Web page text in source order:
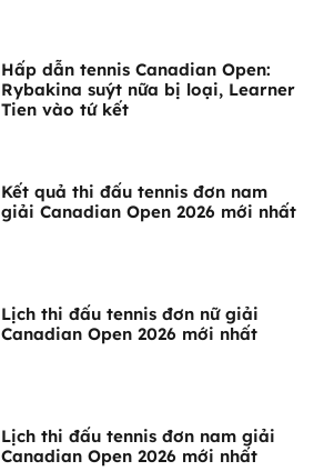
Hấp dẫn tennis Canadian Open:
Rybakina suýt nữa bị loại, Learner
Tien vào tứ kết
Kết quả thi đấu tennis đơn nam
giải Canadian Open 2026 mới nhất
Lịch thi đấu tennis đơn nữ giải
Canadian Open 2026 mới nhất
Lịch thi đấu tennis đơn nam giải
Canadian Open 2026 mới nhất